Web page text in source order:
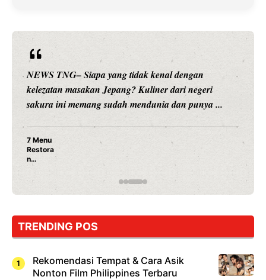
dengan
dari negeri
dan punya ...
NEWS TNG– Siapa sangka, dua
hiburan, Nunung Srimulat dan
merambah dunia kuliner dengan ...
Nunung Srimulat & Vicky
Rahasia Mami Bikin Nagih!
TRENDING POS
Rekomendasi Tempat & Cara Asik
Nonton Film Philippines Terbaru